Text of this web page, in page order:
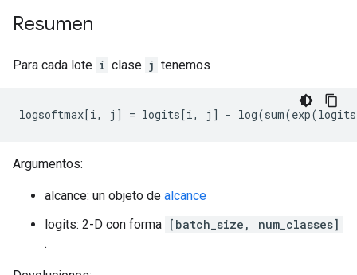
Resumen
Para cada lote i clase j tenemos
logsoftmax[i, j ] = logits[i, j ] - log(sum(exp(logits
Argumentos:
alcance: un objeto de alcance
logits: 2-D con forma [batch_size, num_classes]
.